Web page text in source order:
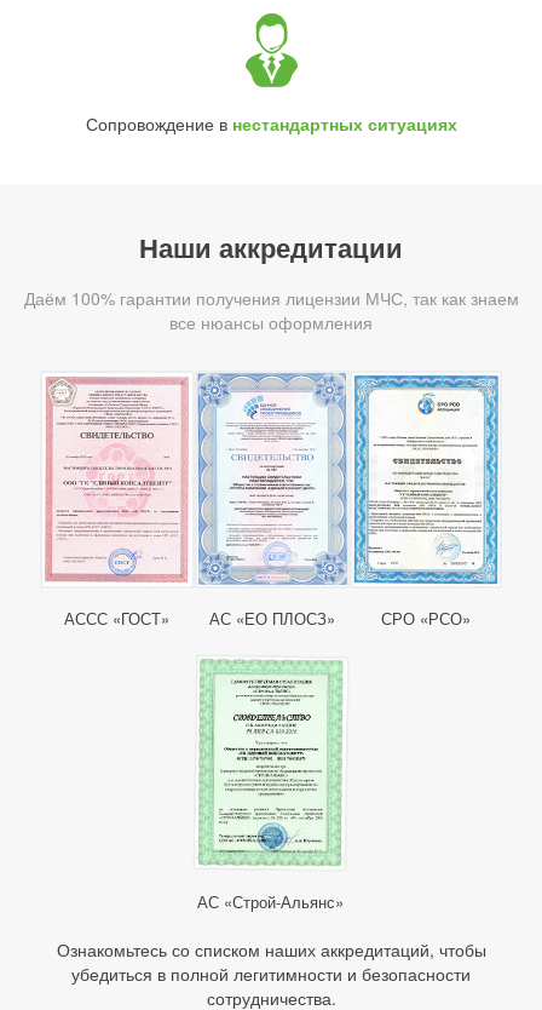
Сопровождение в нестандартных ситуациях
Наши аккредитации
Даём 100% гарантии получения лицензии МЧС, так как знаем
все нюансы оформления
АССС «ГОСТ» АС «ЕО ПЛОСЗ» СРО «РСО»
АС «Строй-Альянс»
Ознакомьтесь со списком наших аккредитаций, чтобы
убедиться в полной легитимности и безопасности
сотрудничества.